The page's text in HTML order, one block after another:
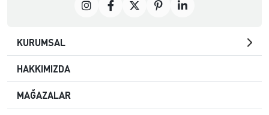
KURUMSAL
HAKKIMIZDA
MAĞAZALAR